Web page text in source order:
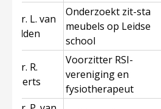
Dhr. L. van
Delden
Onderzoekt zit-sta
meubels op Leidse
school
Dhr. R.
Alberts
Voorzitter RSI-
vereniging en
fysiotherapeut